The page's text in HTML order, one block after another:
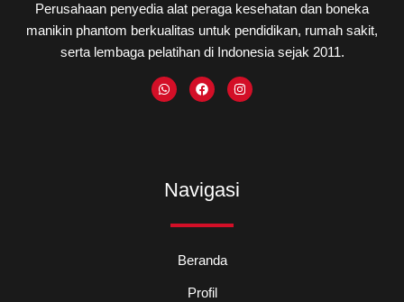
Perusahaan penyedia alat peraga kesehatan dan boneka
manikin phantom berkualitas untuk pendidikan, rumah sakit,
serta lembaga pelatihan di Indonesia sejak 2011.
W
h
F
a
I
n
m
Navigasi
Beranda
Profil